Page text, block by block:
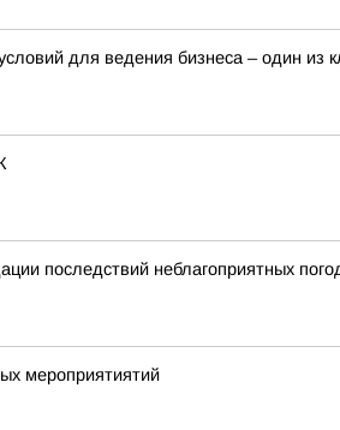
для ведения бизнеса – один из
последствий неблагоприятных
мероприятиятий